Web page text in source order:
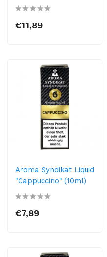
€11,89
Aroma Syndikat Liquid
"Cappuccino" (10ml)
€7,89